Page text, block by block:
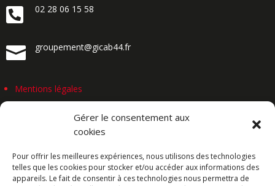
Gérer le consentement aux
cookies
Pour offrir les meilleures expériences, nous utilisons des technologies
telles que les cookies pour stocker et/ou accéder aux informations des
appareils. Le fait de consentir à ces technologies nous permettra de
 02 28 06 15 58
 groupement@gicab44.fr
Mentions légales
Politique des cookies
Demander un devis